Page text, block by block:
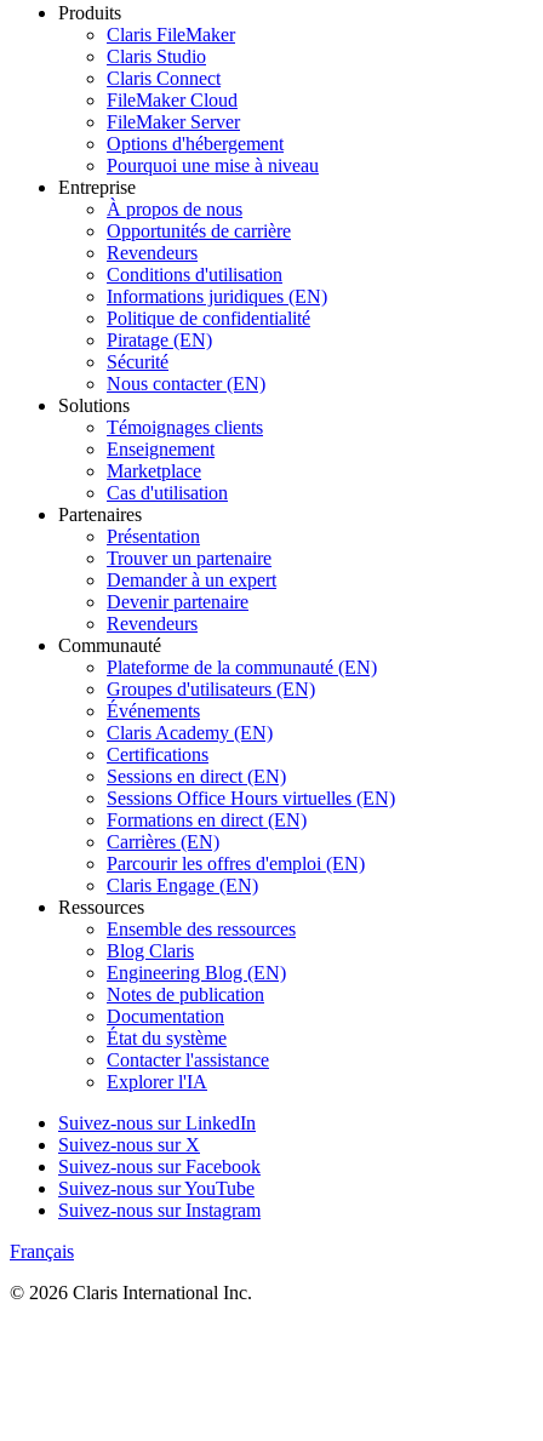
Produits
Claris FileMaker
Claris Studio
Claris Connect
FileMaker Cloud
FileMaker Server
Options d'hébergement
Pourquoi une mise à niveau
Entreprise
À propos de nous
Opportunités de carrière
Revendeurs
Conditions d'utilisation
Informations juridiques (EN)
Politique de confidentialité
Piratage (EN)
Sécurité
Nous contacter (EN)
Solutions
Témoignages clients
Enseignement
Marketplace
Cas d'utilisation
Partenaires
Présentation
Trouver un partenaire
Demander à un expert
Devenir partenaire
Revendeurs
Communauté
Plateforme de la communauté (EN)
Groupes d'utilisateurs (EN)
Événements
Claris Academy (EN)
Certifications
Sessions en direct (EN)
Sessions Office Hours virtuelles (EN)
Formations en direct (EN)
Carrières (EN)
Parcourir les offres d'emploi (EN)
Claris Engage (EN)
Ressources
Ensemble des ressources
Blog Claris
Engineering Blog (EN)
Notes de publication
Documentation
État du système
Contacter l'assistance
Explorer l'IA
Suivez-nous sur LinkedIn
Suivez-nous sur X
Suivez-nous sur Facebook
Suivez-nous sur YouTube
Suivez-nous sur Instagram
Français
© 2026 Claris International Inc.